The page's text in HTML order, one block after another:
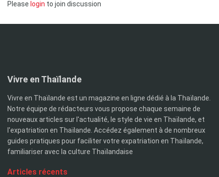
Please login to join discussion
Vivre en Thaïlande
Vivre en Thaïlande est un magazine en ligne dédié à la Thaïlande.
Notre équipe de rédacteurs vous propose chaque semaine de
nouveaux articles sur l'actualité, le style de vie en Thaïlande, et
l'expatriation en Thaïlande. Accédez également à de nombreux
guides pratiques pour faciliter votre expatriation en Thaïlande,
familiariser avec la culture Thaïlandaise
Articles récents